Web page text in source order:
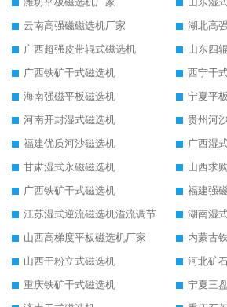
云南高强磁磁选机厂家
广西超强皮带辊式磁选机
山东四
广西铁矿干式磁选机
海南强磁平板磁选机
宁夏平
河南开封湿式磁选机
贵州河
福建优质河沙磁选机
广西湿
甘肃湿式永磁磁选机
山西求
广西铁矿干式磁选机
福建强
江苏湿式逆流磁选机溢流调节
湖南湿
山西高梯度平板磁选机厂家
内蒙古
山西干粉立式磁选机
河北矿
重庆铁矿干式磁选机
宁夏三